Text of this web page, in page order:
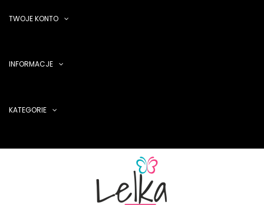
TWOJE KONTO
INFORMACJE
KATEGORIE